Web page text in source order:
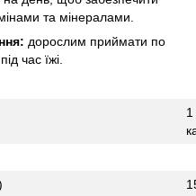
та мінералами.
дорослим приймати по
час їжі.
1